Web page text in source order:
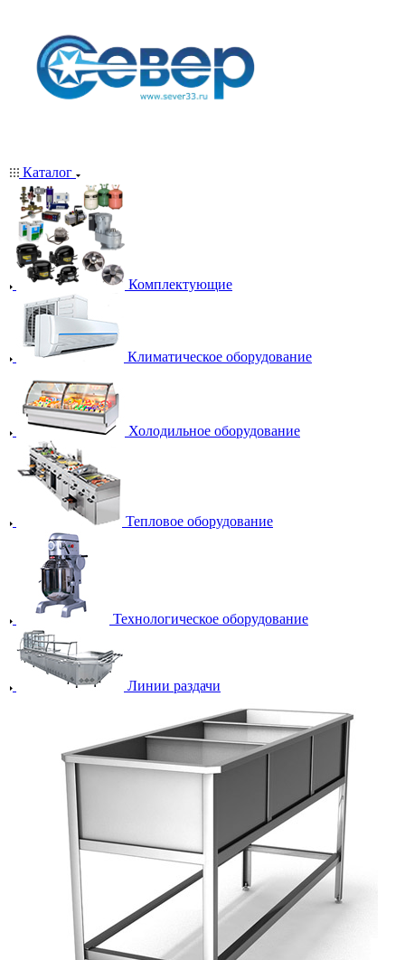
Каталог
Комплектующие
Климатическое оборудование
Холодильное оборудование
Тепловое оборудование
Технологическое оборудование
Линии раздачи